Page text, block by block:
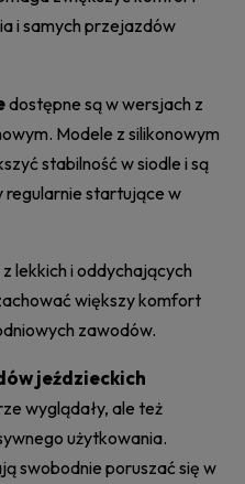
i samych przejazdów
dostępne są w wersjach z
Modele z silikonowym
stabilność w siodle i są
regularnie startujące w
lekkich i oddychających
większy komfort
zawodów.
jeździeckich
wyglądały, ale też
użytkowania.
swobodnie poruszać się w